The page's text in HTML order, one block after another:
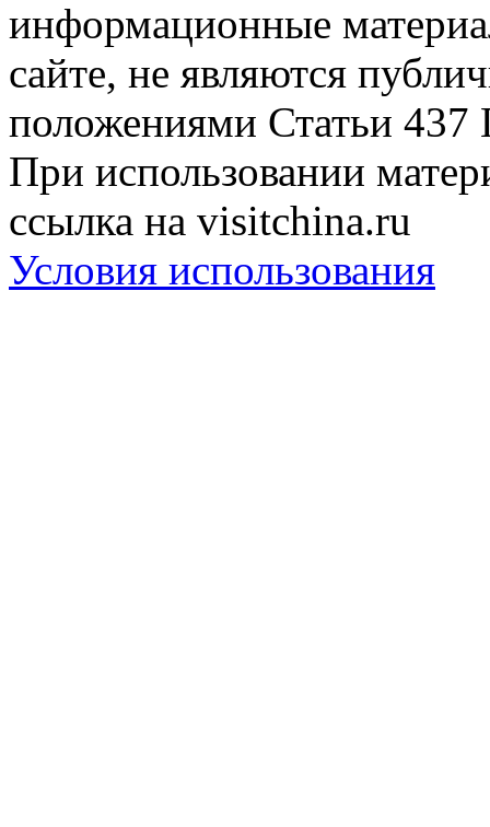
информационные
сайте, не являются
положениями Статьи 437
При использовании
ссылка на visitchina.ru
Условия использования